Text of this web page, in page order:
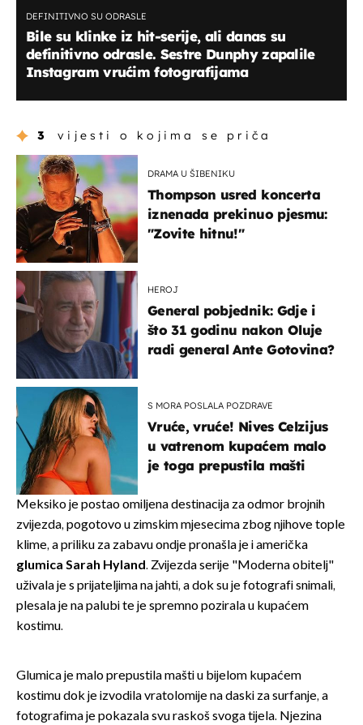
DEFINITIVNO SU ODRASLE
Bile su klinke iz hit-serije, ali danas su
definitivno odrasle. Sestre Dunphy zapalile
Instagram vrućim fotografijama
3 vijesti o kojima se priča
DRAMA U ŠIBENIKU
Thompson usred koncerta
iznenada prekinuo pjesmu:
"Zovite hitnu!"
HEROJ
General pobjednik: Gdje i
što 31 godinu nakon Oluje
radi general Ante Gotovina?
S MORA POSLALA POZDRAVE
Vruće, vruće! Nives Celzijus
u vatrenom kupaćem malo
je toga prepustila mašti
Meksiko je postao omiljena destinacija za odmor brojnih
zvijezda, pogotovo u zimskim mjesecima zbog njihove tople
klime, a priliku za zabavu ondje pronašla je i američka
glumica Sarah Hyland. Zvijezda serije "Moderna obitelj"
uživala je s prijateljima na jahti, a dok su je fotografi snimali,
plesala je na palubi te je spremno pozirala u kupaćem
kostimu.
Glumica je malo prepustila mašti u bijelom kupaćem
kostimu dok je izvodila vratolomije na daski za surfanje, a
fotografima je pokazala svu raskoš svoga tijela. Njezina